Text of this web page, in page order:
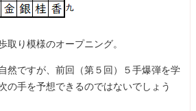
取り模様のオープニング。
然ですが、前回（第５回）５手爆弾を学
の手を予想できるのではないでしょう